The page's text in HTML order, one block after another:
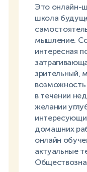
Это онлайн-
школа
мышление.
интересная
зрительный,
возможность
в течении
желании
домашних
онлайн
актуальные